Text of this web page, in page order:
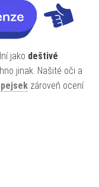
jako deštivé
jinak. Našité oči a
pejsek zároveň ocení